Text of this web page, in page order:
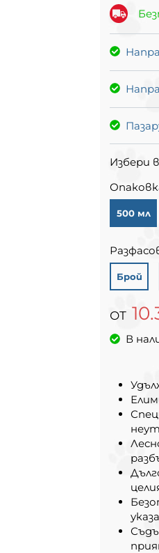
Избери
500 мл
Брой
В